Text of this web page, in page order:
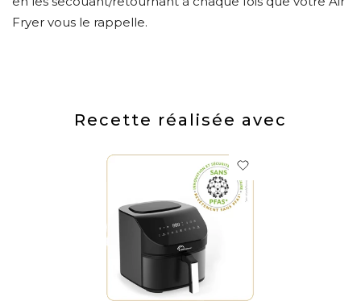
Fryer vous le rappelle.
Recette réalisée avec